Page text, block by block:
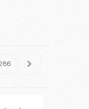
287